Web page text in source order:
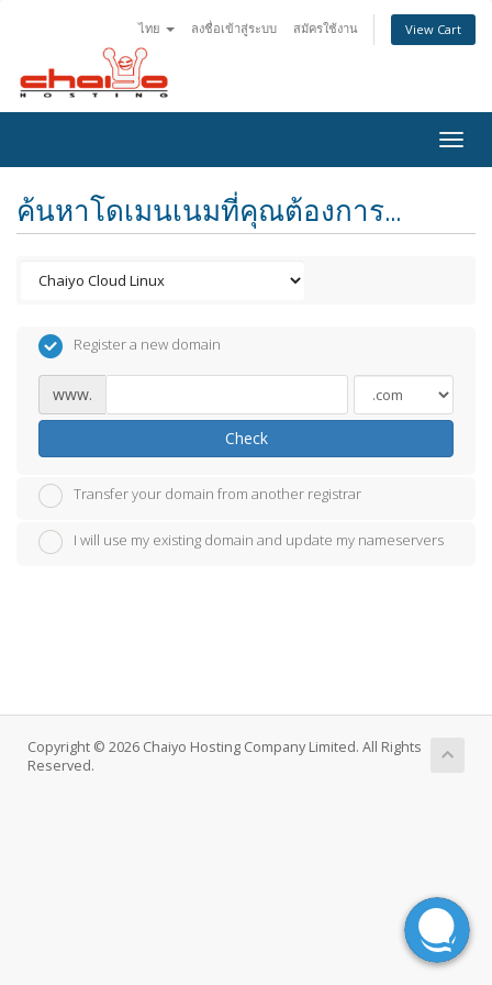
ไทย ลงชื่อเข้าสู่ระบบ สมัครใช้งาน View Cart
ค้นหาโดเมนเนมที่คุณต้องการ...
Register a new domain
www.
Check
Transfer your domain from another registrar
I will use my existing domain and update my nameservers
Copyright © 2026 Chaiyo Hosting Company Limited. All Rights
Reserved.